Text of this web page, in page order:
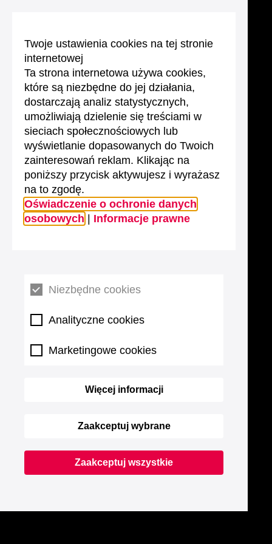
Twoje ustawienia cookies na tej stronie
internetowej
Ta strona internetowa używa cookies,
które są niezbędne do jej działania,
dostarczają analiz statystycznych,
umożliwiają dzielenie się treściami w
sieciach społecznościowych lub
wyświetlanie dopasowanych do Twoich
zainteresowań reklam. Klikając na
poniższy przycisk aktywujesz i wyrażasz
na to zgodę.
Oświadczenie o ochronie danych
osobowych
Informacje prawne
Niezbędne cookies
Analityczne cookies
Marketingowe cookies
Więcej informacji
Zaakceptuj wybrane
Zaakceptuj wszystkie